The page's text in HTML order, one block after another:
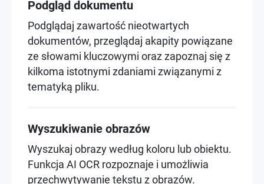
Podgląd dokumentu
Podglądaj zawartość nieotwartych
dokumentów, przeglądaj akapity powiązane
ze słowami kluczowymi oraz zapoznaj się z
kilkoma istotnymi zdaniami związanymi z
tematyką pliku.
Wyszukiwanie obrazów
Wyszukaj obrazy według koloru lub obiektu.
Funkcja AI OCR rozpoznaje i umożliwia
przechwytywanie tekstu z obrazów.